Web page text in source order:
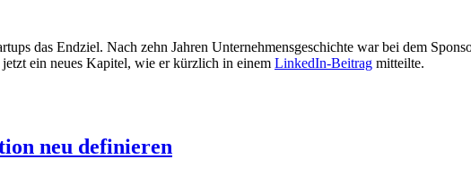
das Endziel. Nach zehn Jahren Unternehmensgeschichte war bei dem
ein neues Kapitel, wie er kürzlich in einem LinkedIn-Beitrag mitteilte.
neu definieren